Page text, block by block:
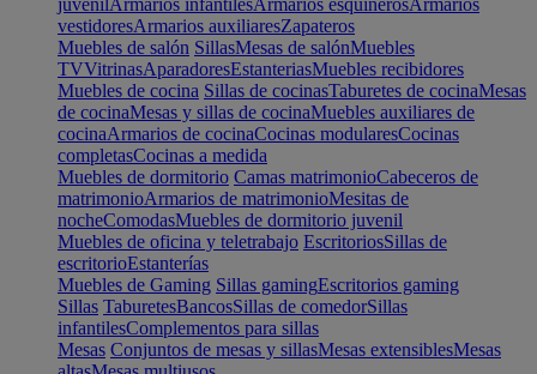
juvenilArmarios infantilesArmarios esquinerosArmarios
vestidoresArmarios auxiliaresZapateros
Muebles de salón SillasMesas de salónMuebles
TVVitrinasAparadoresEstanteriasMuebles recibidores
Muebles de cocina Sillas de cocinasTaburetes de cocinaMesas
de cocinaMesas y sillas de cocinaMuebles auxiliares de
cocinaArmarios de cocinaCocinas modularesCocinas
completasCocinas a medida
Muebles de dormitorio Camas matrimonioCabeceros de
matrimonioArmarios de matrimonioMesitas de
nocheComodasMuebles de dormitorio juvenil
Muebles de oficina y teletrabajo EscritoriosSillas de
escritorioEstanterías
Muebles de Gaming Sillas gamingEscritorios gaming
Sillas TaburetesBancosSillas de comedorSillas
infantilesComplementos para sillas
Mesas Conjuntos de mesas y sillasMesas extensiblesMesas